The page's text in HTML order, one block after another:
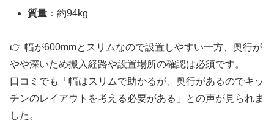
質量 ：約94kg
👉 幅が600mmとスリムなので設置しやすい一方、奥行が
やや深いため搬入経路や設置場所の確認は必須です。
口コミでも「幅はスリムで助かるが、奥行があるのでキッ
チンのレイアウトを考える必要がある」との声が見られま
した。